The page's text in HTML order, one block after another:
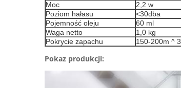
Moc
2,2 w
Poziom hałasu
<30dba
Pojemność oleju
60 ml
Waga netto
1,0 kg
Pokrycie zapachu
150-200m ^ 3
Pokaz produkcji: